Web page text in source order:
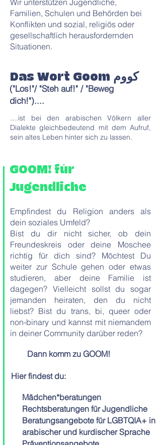
Wir unterstützen Jugendliche,
Familien, Schulen und Behörden bei
Konflikten und sozial, religiös oder
gesellschaftlich herausfordernden
Situationen.
Das Wort Goom كووم
("Los!"/ "Steh auf!" / "Beweg
dich!")....
....ist bei den arabischen Völkern aller
Dialekte gleichbedeutend mit dem Aufruf,
sein altes Leben hinter sich zu lassen.
GOOM! für
Jugendliche
Empfindest du Religion anders als
dein soziales Umfeld?
Bist du dir nicht sicher, ob dein
Freundeskreis oder deine Moschee
richtig für dich sind? Möchtest Du
weiter zur Schule gehen oder etwas
studieren, aber deine Familie ist
dagegen? Vielleicht sollst du sogar
jemanden heiraten, den du nicht
liebst? Bist du trans, bi, queer oder
non-binary und kannst mit niemandem
in deiner Community darüber reden?
Dann komm zu GOOM!
Hier findest du:
Mädchen*beratungen
Rechtsberatungen für Jugendliche
Beratungsangebote für LGBTQIA+ in
arabischer und kurdischer Sprache